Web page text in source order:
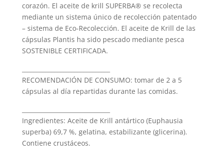
corazón. El aceite de krill SUPERBA® se recolecta
mediante un sistema único de recolección patentado
– sistema de Eco-Recolección. El aceite de Krill de las
cápsulas Plantis ha sido pescado mediante pesca
SOSTENIBLE CERTIFICADA.
RECOMENDACIÓN DE CONSUMO: tomar de 2 a 5
cápsulas al día repartidas durante las comidas.
Ingredientes: Aceite de Krill antártico (Euphausia
superba) 69,7 %, gelatina, estabilizante (glicerina).
Contiene crustáceos.